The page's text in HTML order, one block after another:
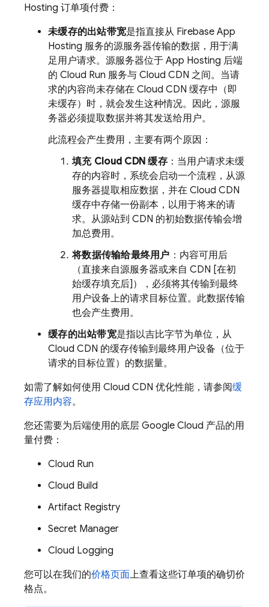
Hosting 订单项付费：
未缓存的出站带宽是指直接从 Firebase App
Hosting 服务的源服务器传输的数据，用于满
足用户请求。源服务器位于 App Hosting 后端
的 Cloud Run 服务与 Cloud CDN 之间。当请
求的内容尚未存储在 Cloud CDN 缓存中（即
未缓存）时，就会发生这种情况。因此，源服
务器必须提取数据并将其发送给用户。
此流程会产生费用，主要有两个原因：
填充 Cloud CDN 缓存：当用户请求未缓
存的内容时，系统会启动一个流程，从源
服务器提取相应数据，并在 Cloud CDN
缓存中存储一份副本，以用于将来的请
求。从源站到 CDN 的初始数据传输会增
加总费用。
将数据传输给最终用户 ：内容可用后
（直接来自源服务器或来自 CDN [在初
始缓存填充后]），必须将其传输到最终
用户设备上的请求目标位置。此数据传输
也会产生费用。
缓存的出站带宽是指以吉比字节为单位，从
Cloud CDN 的缓存传输到最终用户设备（位于
请求的目标位置）的数据量。
如需了解如何使用 Cloud CDN 优化性能，请参阅缓
存应用内容。
您还需要为后端使用的底层 Google Cloud 产品的用
量付费：
Cloud Run
Cloud Build
Artifact Registry
Secret Manager
Cloud Logging
您可以在我们的价格页面上查看这些订单项的确切价
格点。